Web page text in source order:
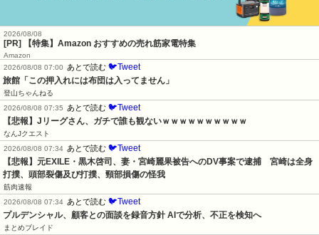
2026/08/08
[PR] 【特集】Amazon おすすめの売れ筋家電特集
Amazon
2026/08/08 07:00
あとで読む 🐦Tweet
旅館「この押入れには布団は入ってません」
登山ちゃんねる
2026/08/08 07:35
あとで読む 🐦Tweet
【悲報】Jリーグさん、ガチで誰も観ないｗｗｗｗｗｗｗｗｗｗ
なんJクエスト
2026/08/08 07:34 あとで読む 🐦Tweet
【悲報】元EXILE・黒木啓司、妻・宮崎麗果被告へのDV事案で逮捕　宮崎は全身
打撲、頭部裂傷及び打撲、頸部損傷の怪我
筋肉速報
2026/08/08 07:34 あとで読む 🐦Tweet
プルデンシャル、顧客との面談を録音方針 AIで分析、不正を検知へ
まとめブレイド